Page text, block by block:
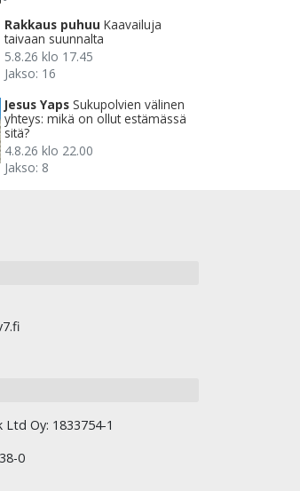
Rakkaus puhuu Kaavailuja
taivaan suunnalta
5.8.26 klo 17.45
Jakso: 16
Jesus Yaps Sukupolvien välinen
yhteys: mikä on ollut estämässä
sitä?
4.8.26 klo 22.00
Jakso: 8
Oy: 1833754-1
0